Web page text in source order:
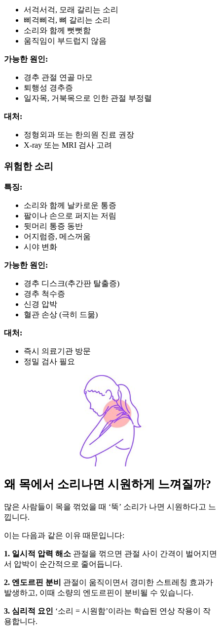
서걱서걱, 모래 갈리는 소리
삐걱삐걱, 뼈 갈리는 소리
소리와 함께 뻣뻣함
움직임이 부드럽지 않음
가능한 원인:
경추 관절 연골 마모
퇴행성 경추증
일자목, 거북목으로 인한 관절 부정렬
대처:
정형외과 또는 한의원 진료 권장
X-ray 또는 MRI 검사 고려
위험한 소리
특징:
소리와 함께 날카로운 통증
팔이나 손으로 퍼지는 저림
뒷머리 통증 동반
어지럼증, 메스꺼움
시야 변화
가능한 원인:
경추 디스크(추간판 탈출증)
경추 척수증
신경 압박
혈관 손상 (극히 드묾)
대처:
즉시 의료기관 방문
정밀 검사 필요
왜 목에서 소리나면 시원하게 느껴질까?
많은 사람들이 목을 꺾었을 때 ‘뚝’ 소리가 나면 시원하다고 느
낍니다.
이는 다음과 같은 이유 때문입니다:
1. 일시적 압력 해소 관절을 꺾으면 관절 사이 간격이 벌어지면
서 압박이 순간적으로 줄어듭니다.
2. 엔도르핀 분비
관절이 움직이면서 경미한 스트레칭 효과가
발생하고, 이때 소량의 엔도르핀이 분비될 수 있습니다.
3. 심리적 요인 ‘소리 = 시원함’이라는 학습된 연상 작용이 작
용합니다.